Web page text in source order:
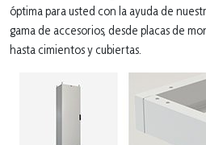
óptima para usted con la ayuda de
gama de accesorios, desde placas de
hasta cimientos y cubiertas.